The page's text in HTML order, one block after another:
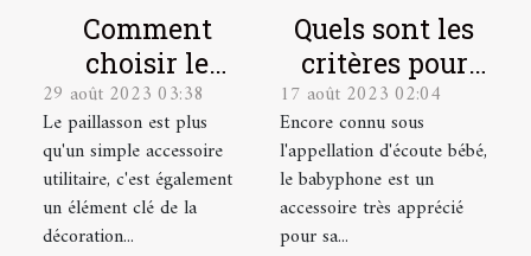
Comment
choisir le
paillasson sur
mesure parfait
pour votre
intérieur et
extérieur
29 août 2023 03:38
Le paillasson est plus
qu'un simple accessoire
utilitaire, c'est également
un élément clé de la
décoration...
Quels sont les
critères pour
choisir le
meilleur
babyphone
vidéo ?
17 août 2023 02:04
Encore connu sous
l'appellation d'écoute bébé,
le babyphone est un
accessoire très apprécié
pour sa...